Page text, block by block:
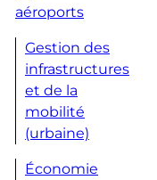
aéroports
Gestion des
infrastructures
et de la
mobilité
(urbaine)
Économie